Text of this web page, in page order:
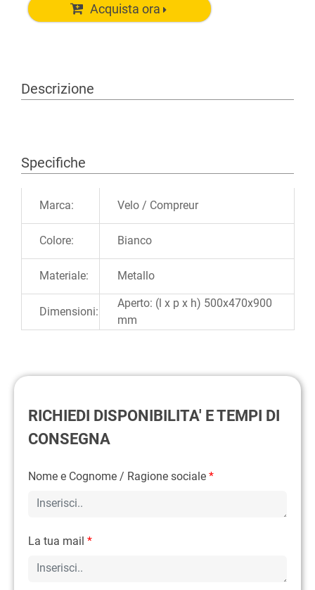
Acquista ora
Descrizione
Specifiche
Marca: Velo / Compreur
Colore: Bianco
Materiale: Metallo
Dimensioni:
Aperto: (l x p x h) 500x470x900
mm
RICHIEDI DISPONIBILITA' E TEMPI DI
CONSEGNA
Nome e Cognome / Ragione sociale *
La tua mail *